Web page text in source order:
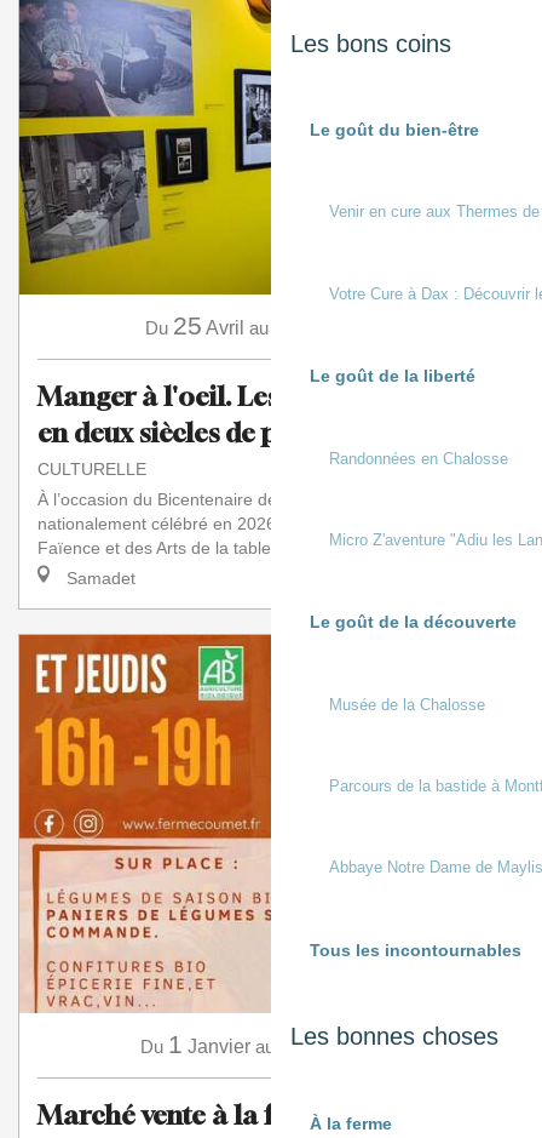
Les bons coins
Le goût du bien-être
Venir en cure aux Thermes
Votre Cure à Dax : Découvrir
Le goût de la liberté
Randonnées en Chalosse
Micro Z'aventure "Adiu les
Le goût de la découverte
Musée de la Chalosse
Parcours de la bastide à
Abbaye Notre Dame de Maylis
Tous les incontournables
Les bonnes choses
À la ferme
Du 25 Avril au
Manger à l'oeil. Les Français à table
en deux siècles de photos
CULTURELLE
À l’occasion du Bicentenaire de la Photographie
nationalement célébré en 2026-2027, le Musée de la
Faïence et des Arts de la table a l’honneur de rece...
Samadet
Du 1 Janvier au 31 Décembre
Marché vente à la ferme